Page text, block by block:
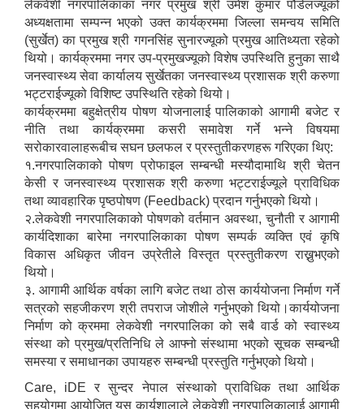
लेकवेशी नगरपालिकाका नगर प्रमुख श्री उमेश कुमार पौडेलज्यूको
अध्यक्षतामा सम्पन्न भएको उक्त कार्यक्रममा जिल्ला समन्वय समिति
(सुर्खेत) का प्रमुख श्री गगनसिंह सुनारज्यूको प्रमुख आतिथ्यता रहेको
थियो। कार्यक्रममा नगर उप-प्रमुखज्यूको विशेष उपस्थिति हुनुका साथै
जनस्वास्थ्य सेवा कार्यालय सुर्खेतका जनस्वास्थ्य प्रशासक श्री करुणा
भट्टराईज्यूको विशिष्ट उपस्थिति रहेको थियो।
कार्यक्रममा बहुक्षेत्रीय पोषण योजनालाई पालिकाको आगामी बजेट र
नीति तथा कार्यक्रममा कसरी समावेश गर्ने भन्ने विषयमा
सरोकारवालाहरूबीच सघन छलफल र प्रस्तुतीकरणहरू गरिएका थिए:
१.नगरपालिकाको पोषण प्रोफाइल सम्बन्धी मस्यौदामाथि श्री चेतन
केसी र जनस्वास्थ्य प्रशासक श्री करुणा भट्टराईज्यूले प्राविधिक
तथा व्यावहारिक पृष्ठपोषण (Feedback) प्रदान गर्नुभएको थियो।
२.लेकवेशी नगरपालिकाको पोषणको वर्तमान अवस्था, चुनौती र आगामी
कार्यदिशाका बारेमा नगरपालिकाका पोषण सम्पर्क व्यक्ति एवं कृषि
विकास अधिकृत जीवन उप्रेतीले विस्तृत प्रस्तुतीकरण राख्नुभएको
थियो।
३. आगामी आर्थिक वर्षका लागि बजेट तथा ठोस कार्ययोजना निर्माण गर्ने
सत्रको सहजीकरण श्री तपराज जोशीले गर्नुभएको थियो।कार्ययोजना
निर्माण को क्रममा लेकवेशी नगरपालिका को सबै वार्ड को स्वास्थ्य
संस्था को प्रमुख/प्रतिनिधि ले आफ्नो संस्थामा भएको सूचक सम्बन्धी
समस्या र समाधानका उपायहरु सम्बन्धी प्रस्तुति गर्नुभएको थियो।
Care, iDE र सुन्दर नेपाल संस्थाको प्राविधिक तथा आर्थिक
सहयोगमा आयोजित यस कार्यशालाले लेकवेशी नगरपालिकालाई आगामी